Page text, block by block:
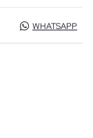
WHATSAPP